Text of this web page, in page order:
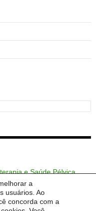
a
usuários. Ao
concorda com a
e Saúde Pélvica